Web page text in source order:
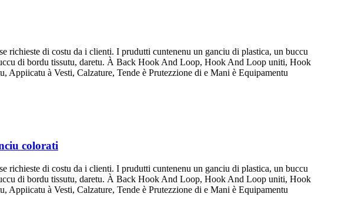
di costu da i clienti. I prudutti cuntenenu un ganciu di plastica, un buccu
di bordu tissutu, daretu. À Back Hook And Loop, Hook And Loop uniti, Hook
à Vesti, Calzature, Tende è Prutezzione di e Mani è Equipamentu
colorati
di costu da i clienti. I prudutti cuntenenu un ganciu di plastica, un buccu
di bordu tissutu, daretu. À Back Hook And Loop, Hook And Loop uniti, Hook
à Vesti, Calzature, Tende è Prutezzione di e Mani è Equipamentu